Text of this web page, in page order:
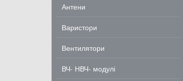
Антени
Варистори
Вентилятори
ВЧ- НВЧ- модулі